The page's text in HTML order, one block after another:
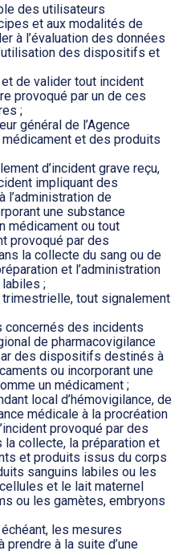
des utilisateurs
et aux modalités de
à l’évaluation des données
des dispositifs et
et de valider tout incident
provoqué par un de ces
;
général de l’Agence
et des produits
d’incident grave reçu,
impliquant des
de
une substance
médicament ou tout
provoqué par des
la collecte du sang ou de
et l’administration
;
tout signalement
concernés des incidents
de pharmacovigilance
des dispositifs destinés à
ou incorporant une
un médicament ;
local d’hémovigilance, de
médicale à la procréation
provoqué par des
collecte, la préparation et
et produits issus du corps
sanguins labiles ou les
et le lait maternel
ou les gamètes, embryons
les mesures
à la suite d’une